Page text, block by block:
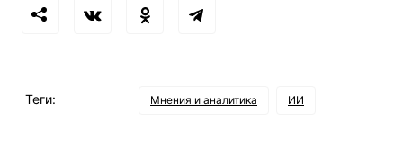
Теги: Мнения и аналитика ИИ